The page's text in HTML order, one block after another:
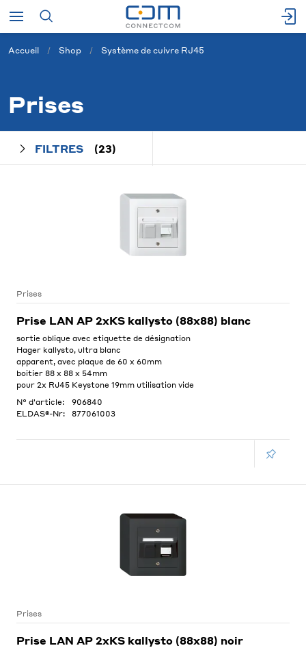
Accueil Shop Système de cuivre RJ45
Prises
FILTRES (23)
Prises
Prise LAN AP 2xKS kallysto (88x88) blanc
sortie oblique avec etiquette de désignation
Hager kallysto, ultra blanc
apparent, avec plaque de 60 x 60mm
boitier 88 x 88 x 54mm
pour 2x RJ45 Keystone 19mm utilisation vide
N° d'article:
906840
ELDAS®-Nr:
877061003
Prises
Prise LAN AP 2xKS kallysto (88x88) noir